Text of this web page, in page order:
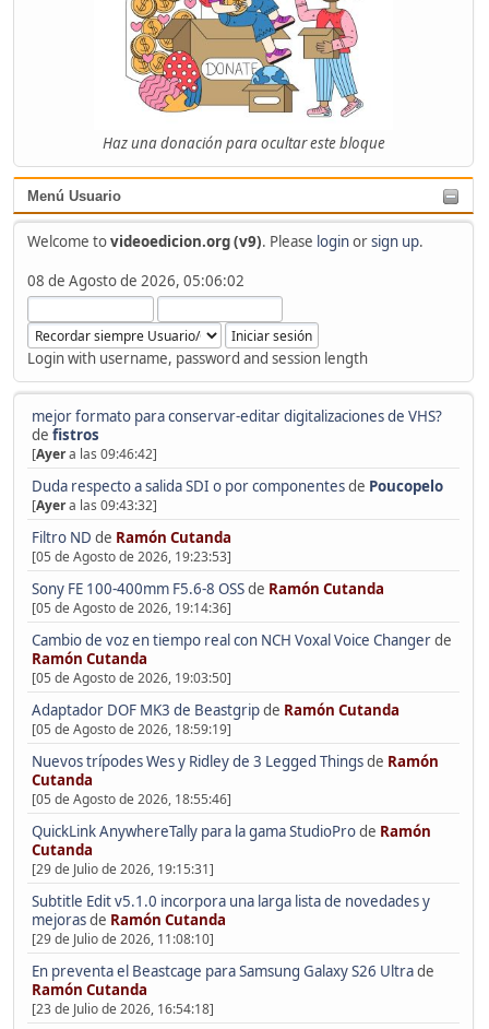
Haz una donación para ocultar este bloque
Menú Usuario
Welcome tovideoedicion.org (v9). Please loginorsign up.
08 de Agosto de 2026, 05:06:02
Login with username, password and session length
mejor formato para conservar-editar digitalizaciones de VHS?
de fistros
[Ayera las 09:46:42]
Duda respecto a salida SDI o por componentesde Poucopelo
[Ayera las 09:43:32]
Filtro ND de Ramón Cutanda
[05 de Agosto de 2026, 19:23:53]
Sony FE 100-400mm F5.6-8 OSSde Ramón Cutanda
[05 de Agosto de 2026, 19:14:36]
Cambio de voz en tiempo real con NCH Voxal Voice Changerde
Ramón Cutanda
[05 de Agosto de 2026, 19:03:50]
Adaptador DOF MK3 de Beastgripde Ramón Cutanda
[05 de Agosto de 2026, 18:59:19]
Nuevos trípodes Wes y Ridley de 3 Legged Thingsde Ramón
Cutanda
[05 de Agosto de 2026, 18:55:46]
QuickLink AnywhereTally para la gama StudioProde Ramón
Cutanda
[29 de Julio de 2026, 19:15:31]
Subtitle Edit v5.1.0 incorpora una larga lista de novedades y
mejorasde Ramón Cutanda
[29 de Julio de 2026, 11:08:10]
En preventa el Beastcage para Samsung Galaxy S26 Ultrade
Ramón Cutanda
[23 de Julio de 2026, 16:54:18]